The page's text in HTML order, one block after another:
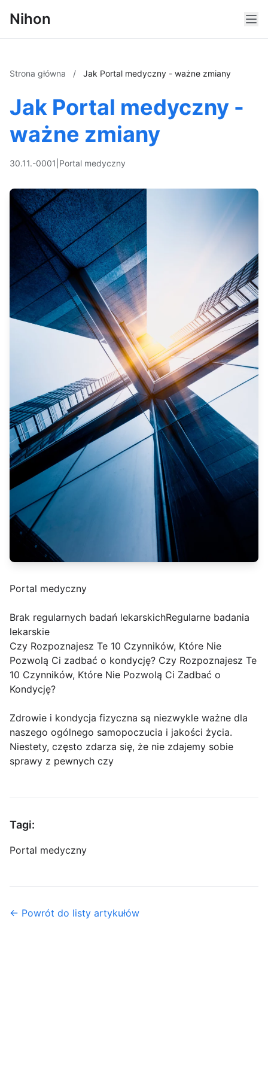
Nihon
Strona główna / Jak Portal medyczny - ważne zmiany
Jak Portal medyczny -
ważne zmiany
30.11.-0001 Portal medyczny
Portal medyczny
Brak regularnych badań lekarskichRegularne badania
lekarskie
Czy Rozpoznajesz Te 10 Czynników, Które Nie
Pozwolą Ci zadbać o kondycję? Czy Rozpoznajesz Te
10 Czynników, Które Nie Pozwolą Ci Zadbać o
Kondycję?
Zdrowie i kondycja fizyczna są niezwykle ważne dla
naszego ogólnego samopoczucia i jakości życia.
Niestety, często zdarza się, że nie zdajemy sobie
sprawy z pewnych czy
Tagi:
Portal medyczny
← Powrót do listy artykułów